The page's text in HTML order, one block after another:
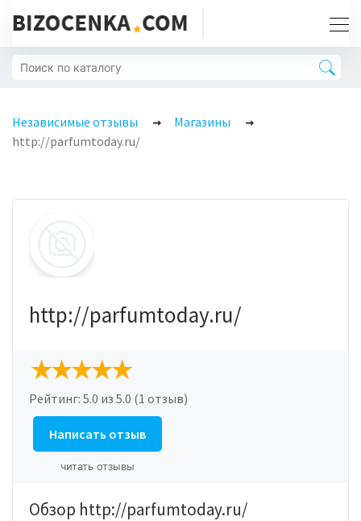
Независимые отзывы
Магазины
http://parfumtoday.ru/
http://parfumtoday.ru/
Рейтинг: 5.0 из 5.0 (1 отзыв)
Написать отзыв
читать отзывы
Обзор http://parfumtoday.ru/